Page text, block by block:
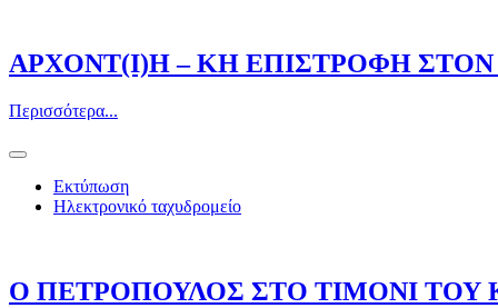
ΑΡΧΟΝΤ(Ι)Η – ΚΗ ΕΠΙΣΤΡΟΦΗ
Περισσότερα...
Εκτύπωση
Ηλεκτρονικό ταχυδρομείο
Ο ΠΕΤΡΟΠΟΥΛΟΣ ΣΤΟ ΤΙΜΟΝΙ ΤΟΥ